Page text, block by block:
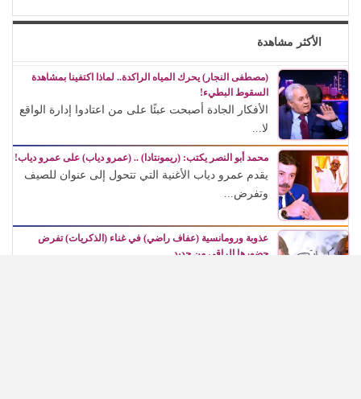
الأكثر مشاهدة
(مصطفى النجار) يحرك المياه الراكدة.. لماذا اكتفينا بمشاهدة
السقوط البطيء!
الأفكار الجادة أصبحت عبئًا على من اعتادوا إدارة الواقع
لا...
محمد أبو النصر يكتب: (ريمونتادا) .. (عمرو دياب) على عمرو دياب!
يقدم عمرو دياب الأغنية التي تتحول إلى عنوان للصيف
وتفرض...
عذوبة ورومانسية (عفاف راضي) في غناء (الذكريات) تفرض
حضورها الراقي من جديد